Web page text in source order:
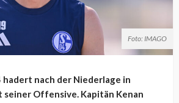
Foto: IMAGO
hadert nach der Niederlage in
seiner Offensive. Kapitän Kenan